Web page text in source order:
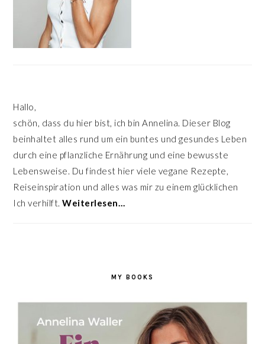
Hallo,
schön, dass du hier bist, ich bin Annelina. Dieser Blog
beinhaltet alles rund um ein buntes und gesundes Leben
durch eine pflanzliche Ernährung und eine bewusste
Lebensweise. Du findest hier viele vegane Rezepte,
Reiseinspiration und alles was mir zu einem glücklichen
Ich verhilft.Weiterlesen…
MY BOOKS